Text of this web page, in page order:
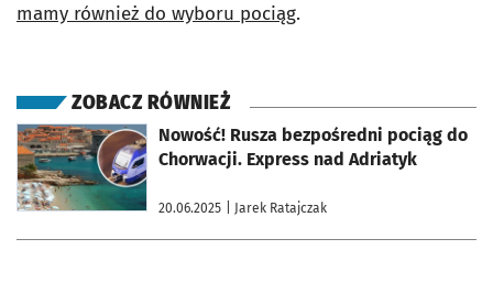
mamy również do wyboru pociąg.
ZOBACZ RÓWNIEŻ
Nowość! Rusza bezpośredni pociąg do
Chorwacji. Express nad Adriatyk
20.06.2025 | Jarek Ratajczak
otworzy się w nowej karcie